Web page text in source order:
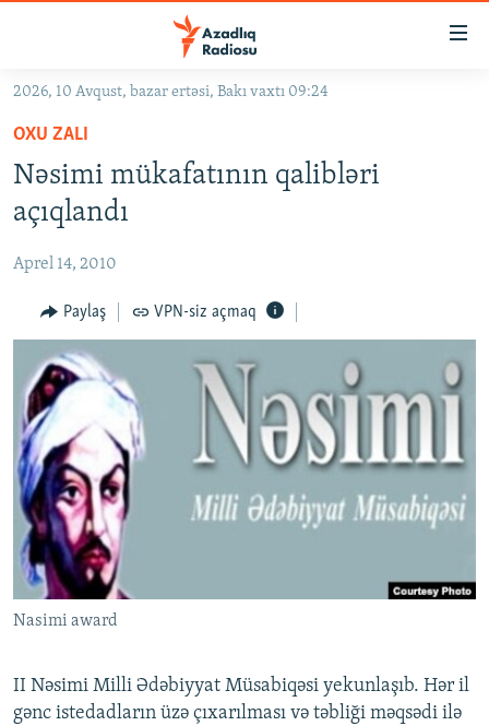
Əsas
qayıt
Əsas
naviqasiyaya
qayıt
Axtarışa
keç
KORRUPSIOMETR
#ƏSLINDƏ
FƏRQƏ BAX
QANUNI DOĞRU
ARAŞDIRMA
MULTIMEDIA
VIDEO
FOTOQALEREYA
İNFOQRAFIKA
KARIKATURA
RADIO ARXIV
OXU ZALI
AZƏRBAYCAN ƏDƏBIYYATI KITABXANASI
İSLAM VƏ DEMOKRATIYA
İZ - MƏDƏNIYYƏT PROQRAMI
HAQQIMIZDA
MISSIYAMIZ
PEŞƏ ETIKASI VƏ JURNALISTIKA STANDARTLARIMIZ
MATERIALLARIMIZDAN ISTIFADƏ
AZADLIQRADIOSU MOBIL TELEFONUNUZDA
XƏBƏR BÜLLETENLƏRIMIZ
BIZI IZLƏ
RFE/RL-in bütün saytları
2026, 10 Avqust, bazar ertəsi, Bakı vaxtı 09:24
OXU ZALI
Nəsimi mükafatının qalibləri
açıqlandı
Aprel 14, 2010
Paylaş VPN-siz açmaq
Nasimi award
II Nəsimi Milli Ədəbiyyat Müsabiqəsi yekunlaşıb. Hər il
gənc istedadların üzə çıxarılması və təbliği məqsədi ilə